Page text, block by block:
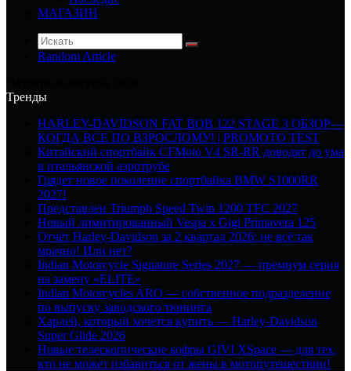
МАГАЗИН
Random Article
Тренды
HARLEY-DAVIDSON FAT BOB 122 STAGE 3 ОБЗОР—
КОГДА ВСЕ ПО ВЗРОСЛОМУ! | PROMOTO TEST
Китайский спортбайк CFMoto V4 SR-RR доводят до ума
в итальянской аэротрубе
Грядет новое поколение спортбайка BMW S1000RR
2027!
Представлен Triumph Speed Twin 1200 TFC 2027
Новый лимитированный Vespa x Gigi Primavera 125
Отчёт Harley-Davidson за 2 квартал 2026: не всё так
мрачно! Или нет?
Indian Motorcycle Signature Series 2027 — премиум серия
на замену «ELITE»
Indian Motorcycles ARO — собственное подразделение
по выпуску заводского тюнинга
Харлей, который хочется купить — Harley-Davidson
Super Glide 2026
Новые телескопические кофры GIVI XSpace — для тех,
кто не может избавиться от жены в мотопутешествии!